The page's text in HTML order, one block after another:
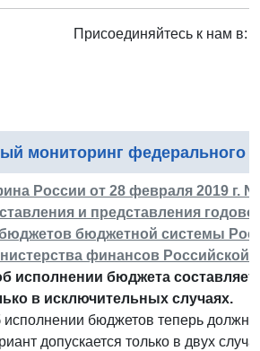
Присоединяйтесь к нам в:
мониторинг федерального
России от 28 февраля 2019 г.
и представления
бюджетной системы
финансов Российской
исполнении бюджета
в исключительных случаях.
исполнении бюджетов теперь
допускается только в двух